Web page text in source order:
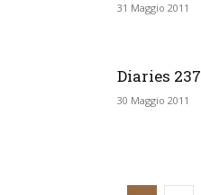
31 Maggio 2011
Diaries 237
30 Maggio 2011